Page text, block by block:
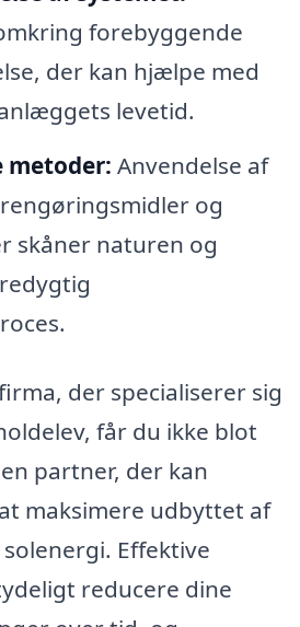
forebyggende
der kan hjælpe med
levetid.
metoder: Anvendelse af
og
skåner naturen og
der specialiserer sig
får du ikke blot
partner, der kan
maksimere udbyttet af
Effektive
reducere dine